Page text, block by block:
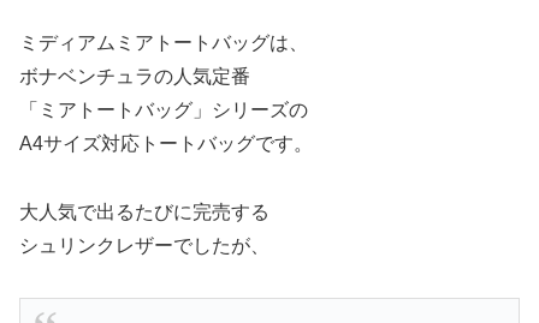
ミディアムミアトートバッグは、
ボナベンチュラの人気定番
「ミアトートバッグ」シリーズの
A4サイズ対応トートバッグです。
大人気で出るたびに完売する
シュリンクレザーでしたが、